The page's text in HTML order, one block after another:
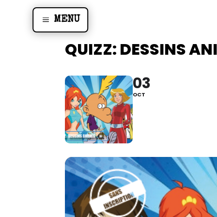
MENU
QUIZZ: DESSINS
03
OCT